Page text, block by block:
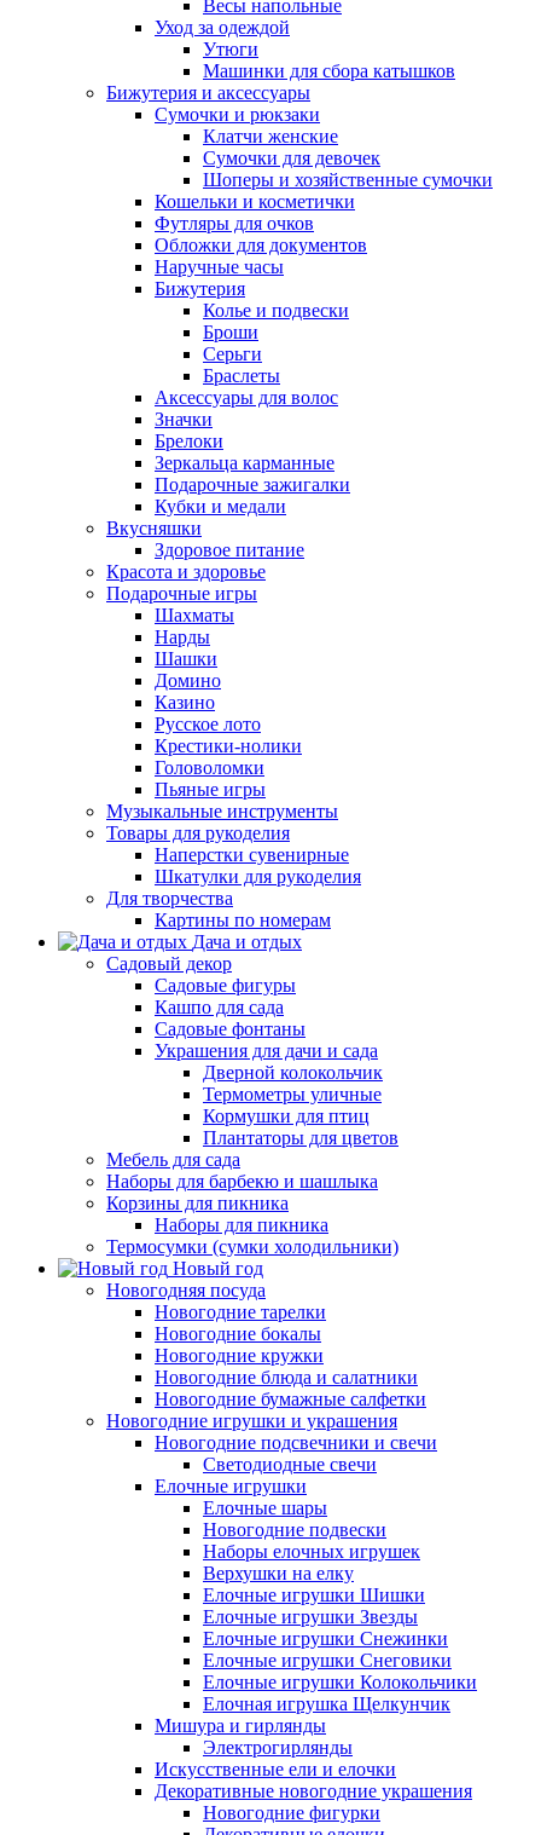
Весы напольные
Уход за одеждой
Утюги
Машинки для сбора катышков
Бижутерия и аксессуары
Сумочки и рюкзаки
Клатчи женские
Сумочки для девочек
Шоперы и хозяйственные сумочки
Кошельки и косметички
Футляры для очков
Обложки для документов
Наручные часы
Бижутерия
Колье и подвески
Броши
Серьги
Браслеты
Аксессуары для волос
Значки
Брелоки
Зеркальца карманные
Подарочные зажигалки
Кубки и медали
Вкусняшки
Здоровое питание
Красота и здоровье
Подарочные игры
Шахматы
Нарды
Шашки
Домино
Казино
Русское лото
Крестики-нолики
Головоломки
Пьяные игры
Музыкальные инструменты
Товары для рукоделия
Наперстки сувенирные
Шкатулки для рукоделия
Для творчества
Картины по номерам
Дача и отдых
Садовый декор
Садовые фигуры
Кашпо для сада
Садовые фонтаны
Украшения для дачи и сада
Дверной колокольчик
Термометры уличные
Кормушки для птиц
Плантаторы для цветов
Мебель для сада
Наборы для барбекю и шашлыка
Корзины для пикника
Наборы для пикника
Термосумки (сумки холодильники)
Новый год
Новогодняя посуда
Новогодние тарелки
Новогодние бокалы
Новогодние кружки
Новогодние блюда и салатники
Новогодние бумажные салфетки
Новогодние игрушки и украшения
Новогодние подсвечники и свечи
Светодиодные свечи
Елочные игрушки
Елочные шары
Новогодние подвески
Наборы елочных игрушек
Верхушки на елку
Елочные игрушки Шишки
Елочные игрушки Звезды
Елочные игрушки Снежинки
Елочные игрушки Снеговики
Елочные игрушки Колокольчики
Елочная игрушка Щелкунчик
Мишура и гирлянды
Электрогирлянды
Искусственные ели и елочки
Декоративные новогодние украшения
Новогодние фигурки